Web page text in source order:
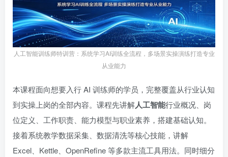
人工智能训练师特训营：系统学习AI训练全流程，多场景实操演练打造专业
从业能力
本课程面向想要入行 AI 训练师的学员，完整覆盖从行业认知
到实操上岗的全部内容。课程先讲解人工智能行业概况、岗
位定义、工作职责、能力模型与职业素养，搭建基础认知。
接着系统教学数据采集、数据清洗等核心技能，讲解
Excel、Kettle、OpenRefine 等多款主流工具用法。同时细分